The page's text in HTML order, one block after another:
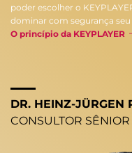
poder escolher o
dominar com segurança seu
O princípio da KEYPLAYER
DR. HEINZ-JÜRGEN
CONSULTOR SÊNIOR